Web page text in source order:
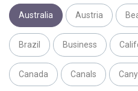
Australia Austria
Brazil Business
Canada Canals